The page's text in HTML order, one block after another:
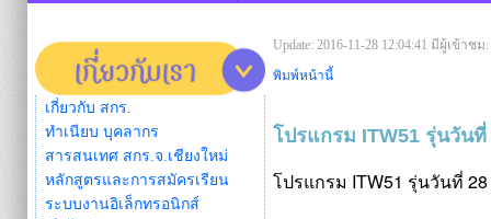
เกี่ยวกับ สกร.
ทำเนียบ บุคลากร
สารสนเทศ สกร.จ.เชียงใหม่
หลักสูตรและการสมัครเรียน
ระบบงานอิเล็กทรอนิกส์
Update: 2016-11-28 12:04:41 มีผู้เข้าชม:
พิมพ์หน้านี้
โปรแกรม ITW51 รุ่นวันที่
โปรแกรม ITW51 รุ่นวันที่